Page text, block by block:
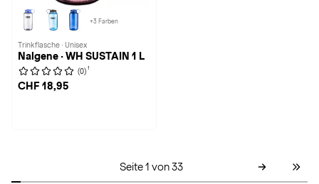
+3 Farben
Trinkflasche · Unisex
Nalgene · WH SUSTAIN 1 L
(0) 1
CHF 18,95
Seite 1 von 33